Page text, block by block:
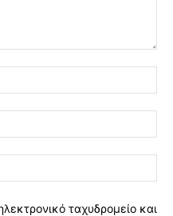
ταχυδρομείο και